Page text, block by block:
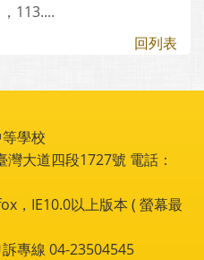
113....
回列表
學校
大道四段1727號 電話：
，IE10.0以上版本 ( 螢幕最
專線 04-23504545